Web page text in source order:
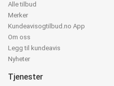
Alle tilbud
Merker
Kundeavisogtilbud.no App
Om oss
Legg til kundeavis
Nyheter
Tjenester